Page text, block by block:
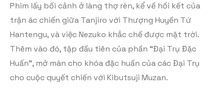
Phim lấy bối cảnh ở làng thợ rèn, kể về hồi kết của
trận ác chiến giữa Tanjiro với Thượng Huyền Tứ
Hantengu, và việc Nezuko khắc chế được mặt trời.
Thêm vào đó, tập đầu tiên của phần “Đại Trụ Đặc
Huấn”, mở màn cho khóa đặc huấn của các Đại Trụ
cho cuộc quyết chiến với Kibutsuji Muzan.